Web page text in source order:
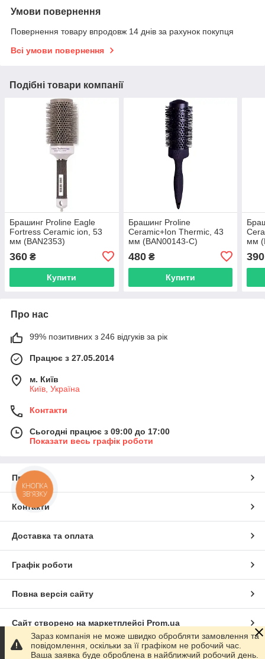
Умови повернення
Повернення товару впродовж 14 днів за рахунок покупця
Всі умови повернення
Подібні товари компанії
Брашинг Proline Eagle
Fortress Ceramic ion, 53
мм (BAN2353)
360 ₴
Купити
Брашинг Proline
Ceramic+Ion Thermic, 43
мм (BAN00143-C)
480₴
Купити
мм
390
Про нас
99% позитивних з 246 відгуків за рік
Працює з 27.05.2014
м. Київ
Київ, Україна
Контакти
Сьогодні працює з 09:00 до 17:00
Показати весь графік роботи
Про нас
Контакти
Доставка та оплата
Графік роботи
Повна версія сайту
Сайт створено на маркетплейсі Prom.ua
Політика конфіденційності
Зараз компанія не може швидко обробляти замовлення та
повідомлення, оскільки за її графіком не робочий час.
Ваша заявка буде оброблена в найближчий робочий день.
КНОПКА
ЗВ'ЯЗКУ